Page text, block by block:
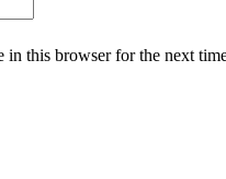
in this browser for the next